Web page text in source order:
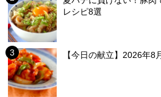
レシピ8選
【今日の献立】2026年8